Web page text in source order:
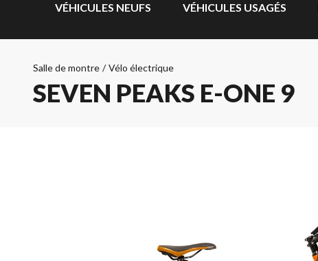
VÉHICULES NEUFS VÉHICULES USAGÉS
Salle de montre / Vélo électrique
SEVEN PEAKS E-ONE 9